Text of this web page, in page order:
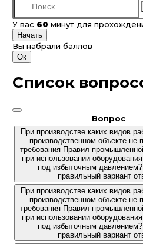
У вас 60 минут для
Начать
Вы набрали баллов
Ок
Список
Вопрос
При производстве каких видов
производственном объекте не
требования Правил
при использовании
под избыточным
правильный вариант
При производстве каких видов
производственном объекте не
требования Правил
при использовании
под избыточным
правильный вариант